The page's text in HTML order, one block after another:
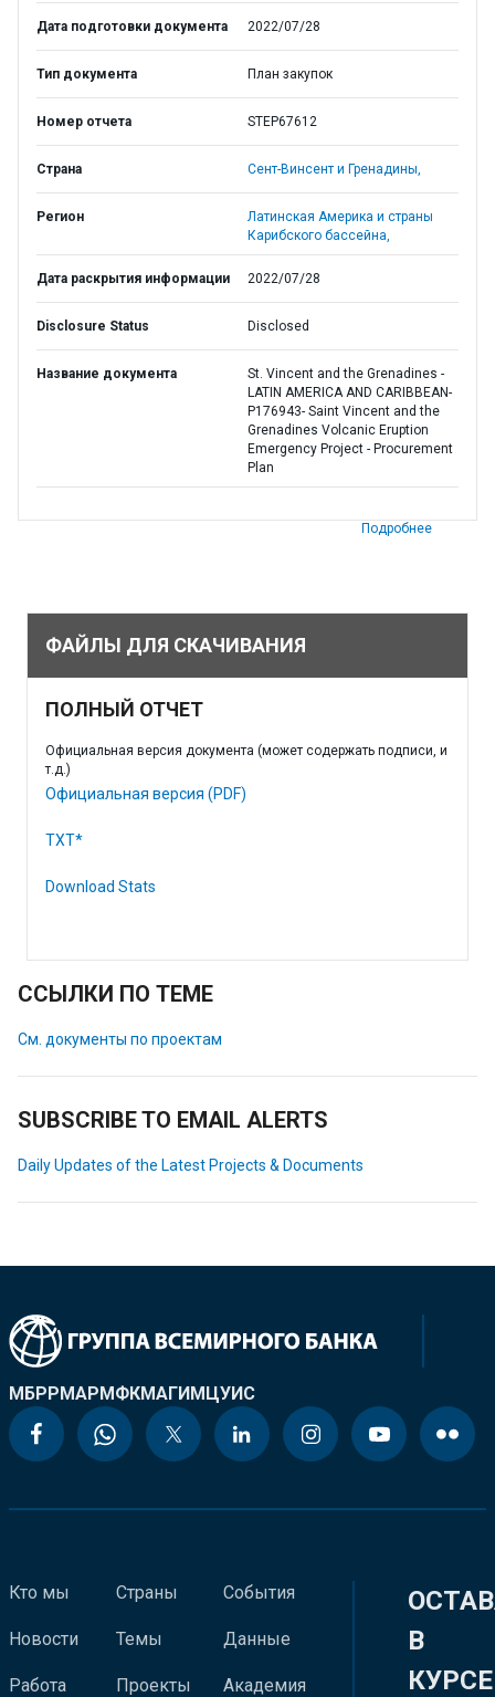
Дата подготовки документа 2022/07/28
Тип документа План закупок
Номер отчета STEP67612
Страна Сент-Винсент и Гренадины,
Регион
Латинская Америка и страны
Карибского бассейна,
Дата раскрытия информации 2022/07/28
Disclosure Status Disclosed
Название документа
St. Vincent and the Grenadines -
LATIN AMERICA AND CARIBBEAN-
P176943- Saint Vincent and the
Grenadines Volcanic Eruption
Emergency Project - Procurement
Plan
Подробнее
ФАЙЛЫ ДЛЯ СКАЧИВАНИЯ
ПОЛНЫЙ ОТЧЕТ
Официальная версия документа (может содержать подписи, и
т.д.)
Официальная версия (PDF)
TXT*
Download Stats
ССЫЛКИ ПО ТЕМЕ
См. документы по проектам
SUBSCRIBE TO EMAIL ALERTS
Daily Updates of the Latest Projects & Documents
МБРРМАРМФКМАГИМЦУИС
Кто мы
Новости
Работа
Страны
Темы
Проекты
События
Данные
Академия
В
КУРСЕ